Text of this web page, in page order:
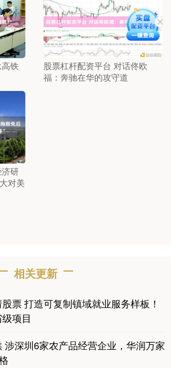
铁
股票杠杆配资平台 对话佟欧
福：奔驰在华的攻守道
研
对美
相关更新
票 打造可复制镇域就业服务样板！
项目
涉深圳6家农产品经营企业，华润万家